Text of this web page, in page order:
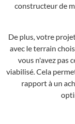
constructeur de
De plus, votre
avec le terrain
vous n'avez pas
viabilisé. Cela
rapport à un